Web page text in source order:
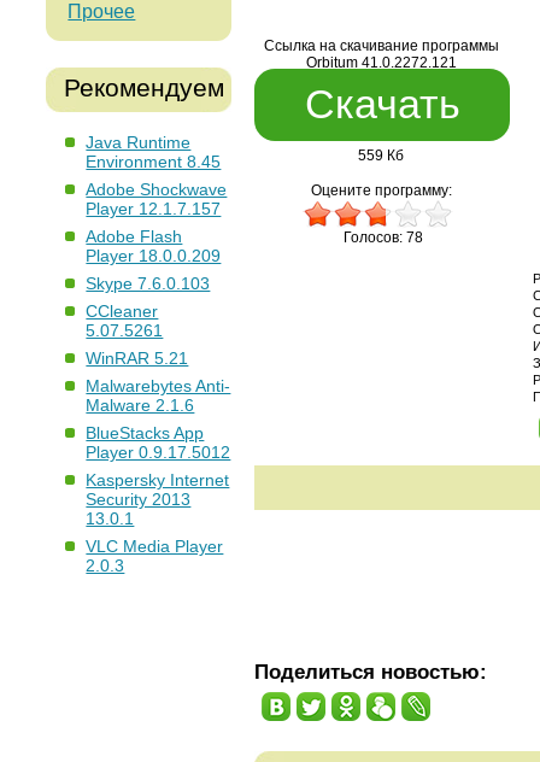
Прочее
Рекомендуем
Java Runtime
Environment 8.45
Adobe Shockwave
Player 12.1.7.157
Adobe Flash
Player 18.0.0.209
Skype 7.6.0.103
CCleaner
5.07.5261
WinRAR 5.21
Malwarebytes Anti-
Malware 2.1.6
BlueStacks App
Player 0.9.17.5012
Kaspersky Internet
Security 2013
13.0.1
VLC Media Player
2.0.3
Ссылка на скачивание программы
Orbitum 41.0.2272.121
Скачать
559 Кб
Оцените программу:
Голосов: 78
Поделиться новостью: